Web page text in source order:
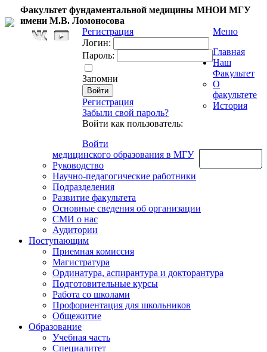
Факультет фундаментальной медицины МНОИ МГУ
имени М.В. Ломоносова
Регистрация
Логин:
Пароль:
Запомни
Регистрация
Забыли свой пароль?
Войти как пользователь:
Войти
Меню
Главная
Наш
Факультет
О
факультете
История
медицинского образования в МГУ
Руководство
Научно-педагогические работники
Подразделения
Развитие факультета
Основные сведения об организации
СМИ о нас
Аудитории
Поступающим
Приемная комиссия
Магистратура
Ординатура, аспирантура и докторантура
Подготовительные курсы
Работа со школами
Профориентация для школьников
Общежитие
Образование
Учебная часть
Специалитет